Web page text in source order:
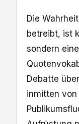
Die
betreibt, ist
sondern
Debatte
inmitten von